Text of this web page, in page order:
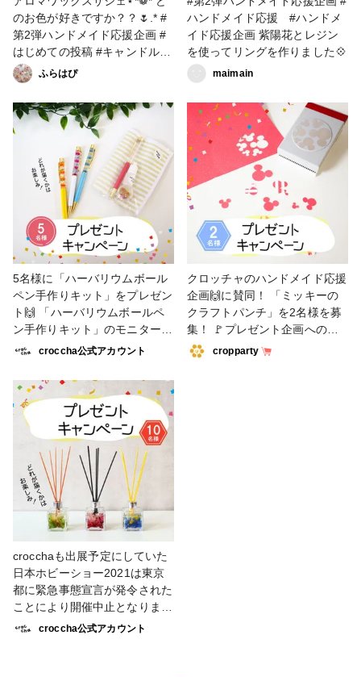
ジメント #インテリア #簡単
のお色が好きですか？？🌷.* #
第2弾ハンドメイド応援企画 #
はじめての投稿 #キャンドル #
ハンドメイド応援企画 #アロマ
ワックスサシェ #サシェ #ハン
ドメイド好き
ふらはぴ
ハンドメイド応援 #ハンドメ
イド応援企画 紫陽花とレジン
を使ってリングを作りました💠
maimain
5名様に「ハーバリウムボール
ペン手作りキット」をプレゼン
ト🙌 「ハーバリウムボールペ
ン手作りキット」のモニター5
名様を募集！ ハーバリウムボ
た作品を作って crocchaへ投稿
くださるモニター様を募集致し
ます💐 🚩応募条件 ・日本国内
の方に限る ・ご自身のSNSア
カウント上で＃ハンドメイド応
援企画#どこでもホビーショー
で投稿にご協力頂ける方（強制
ではございません） 🚩モニタ
ーへの応募方法 1.アプリ
「croccha」をダウンロード。
2.croccha公式アカウント
@crocchaをフォローしてくだ
さい 3.この投稿に応募する旨
のコメントをお願いします。
詳しくはショップ（カートマー
ク）の「モニター」をご覧くだ
croccha公式アカウント
クロッチャのハンドメイド応援
企画🙌に賛同！ 「ミッキーの
クラフトパンチ」を2名様を募
集！ 🚩プレゼント企画への応
募方法 ・アプリ「croccha」を
cropparty
crocchaも出展予定にしていた
日本ホビーショー2021は東京
都に緊急事態宣言が発令された
ことにより開催中止となりまし
た（涙） そこで、緊急事態宣
croccha公式アカウント